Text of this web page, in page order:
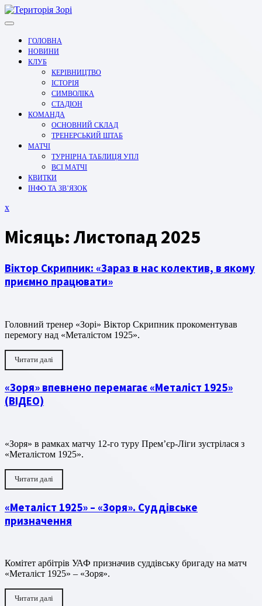
Перейти
до
ГОЛОВНА
НОВИНИ
КЛУБ
КЕРІВНИЦТВО
ІСТОРІЯ
СИМВОЛІКА
СТАДІОН
КОМАНДА
ОСНОВНИЙ СКЛАД
ТРЕНЕРСЬКИЙ ШТАБ
МАТЧІ
ТУРНІРНА ТАБЛИЦЯ УПЛ
ВСІ МАТЧІ
КВИТКИ
ІНФО ТА ЗВ’ЯЗОК
xЗакрити
Місяць: Листопад 2025
Віктор Скрипник: «Зараз в нас колектив, в якому
приємно працювати»
Головний тренер «Зорі» Віктор Скрипник прокоментував
перемогу над «Металістом 1925».
Читати далі
«Зоря» впевнено перемагає «Металіст 1925»
(ВІДЕО)
«Зоря» в рамках матчу 12-го туру Прем’єр-Ліги зустрілася з
«Металістом 1925».
Читати далі
«Металіст 1925» – «Зоря». Суддівське
призначення
Комітет арбітрів УАФ призначив суддівську бригаду на матч
«Металіст 1925» – «Зоря».
Читати далі